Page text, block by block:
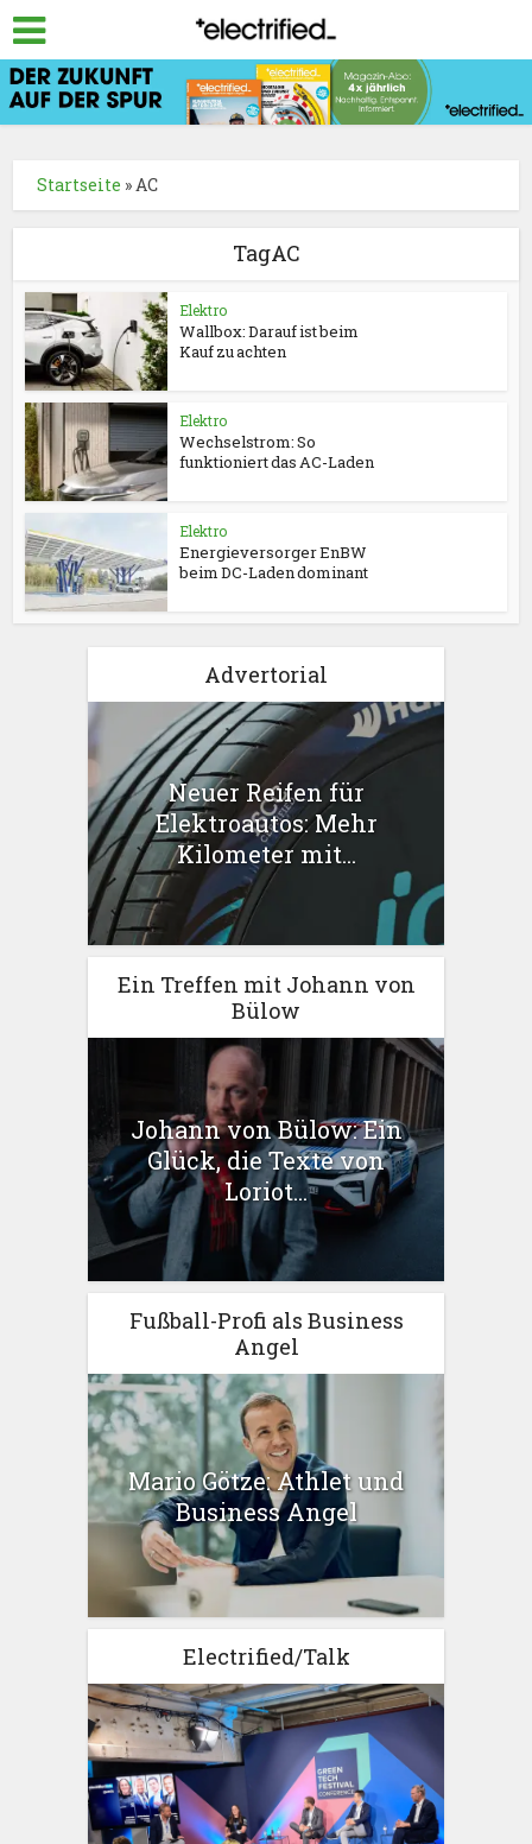
Startseite »AC
TagAC
Elektro
Wallbox: Darauf ist beim
Kauf zu achten
Elektro
Wechselstrom: So
funktioniert das AC-Laden
Elektro
Energieversorger EnBW
beim DC-Laden dominant
Advertorial
Neuer Reifen für
Elektroautos: Mehr
Kilometer mit...
Ein Treffen mit Johann von
Bülow
Johann von Bülow: Ein
Glück, die Texte von
Loriot...
Fußball-Profi als Business
Angel
Mario Götze: Athlet und
Business Angel
Electrified/Talk